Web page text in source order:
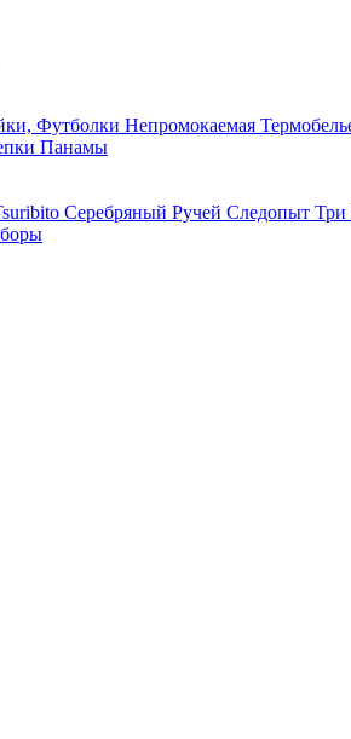
Футболки Непромокаемая
Панамы
Серебряный Ручей Следопыт Три